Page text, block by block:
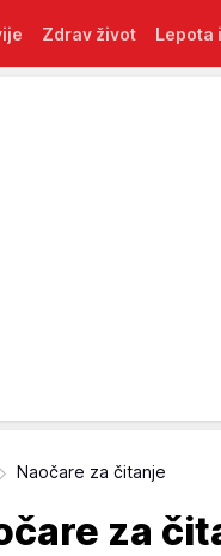
Zdrav život Lepota
Naočare za čitanje
za